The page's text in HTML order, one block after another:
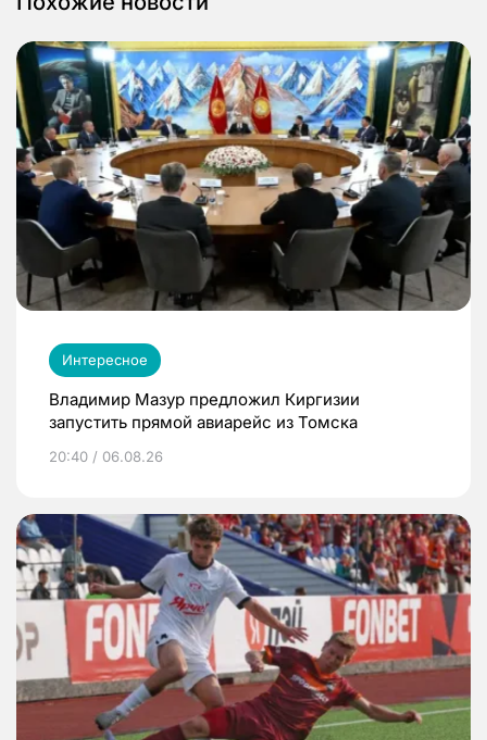
Интересное
Владимир Мазур предложил Киргизии
запустить прямой авиарейс из Томска
20:40 / 06.08.26